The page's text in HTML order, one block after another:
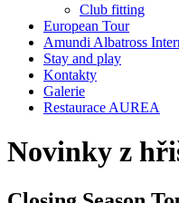
Club fitting
European Tour
Amundi Albatross
Stay and play
Kontakty
Galerie
Restaurace AUREA
Novinky z